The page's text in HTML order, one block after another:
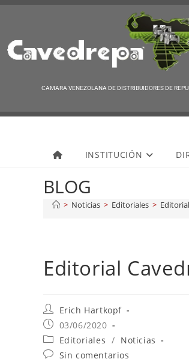
CAMARA VENEZOLANA DE DISTRIBUIDORES DE
INSTITUCIÓN
BLOG
> Noticias > Editoriales >
Editorial
Erich Hartkopf
03/06/2020
Editoriales / Noticias
Sin comentarios